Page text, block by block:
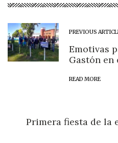
PREVIOUS
Emotivas
Gastón en
READ MORE
Primera fiesta de la